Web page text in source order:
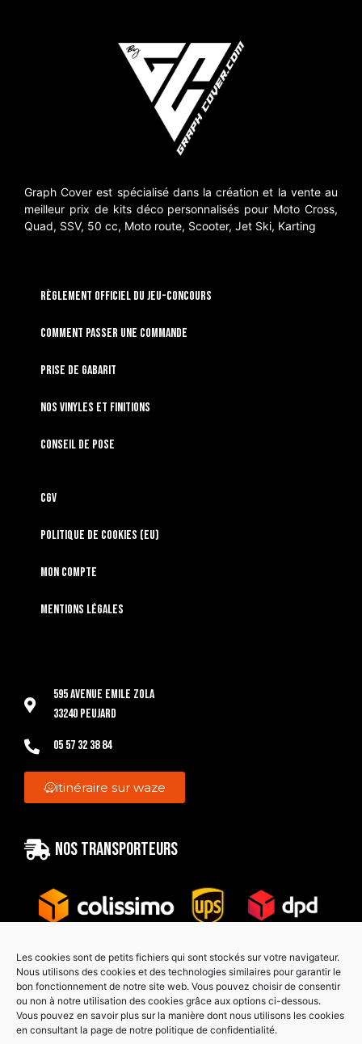
Les cookies sont de petits fichiers qui sont stockés sur votre navigateur.
Nous utilisons des cookies et des technologies similaires pour garantir le
bon fonctionnement de notre site web. Vous pouvez choisir de consentir
ou non à notre utilisation des cookies grâce aux options ci-dessous.
Vous pouvez en savoir plus sur la manière dont nous utilisons les cookies
en consultant la page de notre politique de confidentialité.
Graph Cover est spécialisé dans la création et la vente au
meilleur prix de kits déco personnalisés pour Moto Cross,
Quad, SSV, 50 cc, Moto route, Scooter, Jet Ski, Karting
RÈGLEMENT OFFICIEL DU JEU-CONCOURS
Comment passer une commande
Prise de gabarit
Nos vinyles et finitions
Conseil de pose
CGV
Politique de cookies (EU)
Mon compte
Mentions légales
595 Avenue Emile Zola
33240 Peujard
05 57 32 38 84
itinéraire sur waze
Nos transporteurs
Paiement sécurisé